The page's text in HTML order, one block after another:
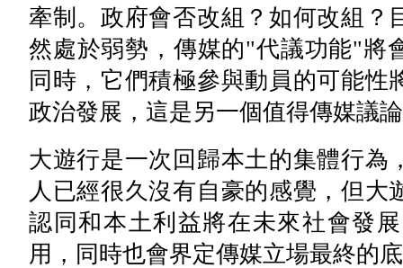
牽制。政府會否改組？如何改組？
然處於弱勢，傳媒的"代議功能"將
同時，它們積極參與動員的可能
政治發展，這是另一個值得傳媒議
大遊行是一次回歸本土的集體行為
人已經很久沒有自豪的感覺，但
認同和本土利益將在未來社會發
用，同時也會界定傳媒立場最終的